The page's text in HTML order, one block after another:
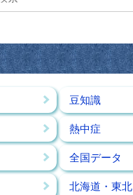
豆知識
熱中症
全国データ
北海道・東北